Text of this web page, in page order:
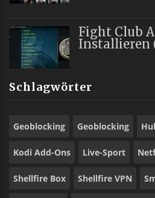
Fight Club
Installieren
Schlagwörter
Geoblocking Geoblocking
Kodi Add-Ons Live-Sport
Shellfire Box Shellfire VPN